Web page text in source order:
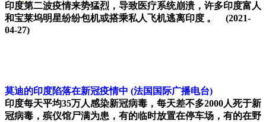
印度第二波疫情来势猛烈，导致医疗系统崩溃，许多印度富人
和宝莱坞明星纷纷包机或搭乘私人飞机逃离印度 。 (2021-
04-27)
莫迪的印度陷落在新冠疫情中 (法国国际广播电台)
印度每天平均35万人感染新冠病毒，每天差不多2000人死于新
冠病毒，殡仪馆尸满为患，有的临时放置在停车场，有的在野